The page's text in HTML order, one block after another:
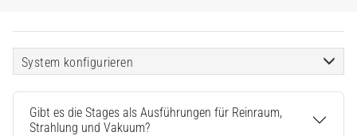
System konfigurieren
Gibt es die Stages als Ausführungen für Reinraum,
Strahlung und Vakuum?